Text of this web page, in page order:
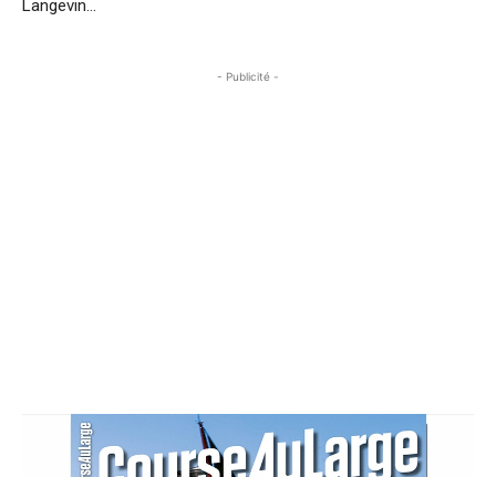
Langevin…
- Publicité -